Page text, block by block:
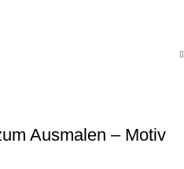
Ausmalen – Motiv